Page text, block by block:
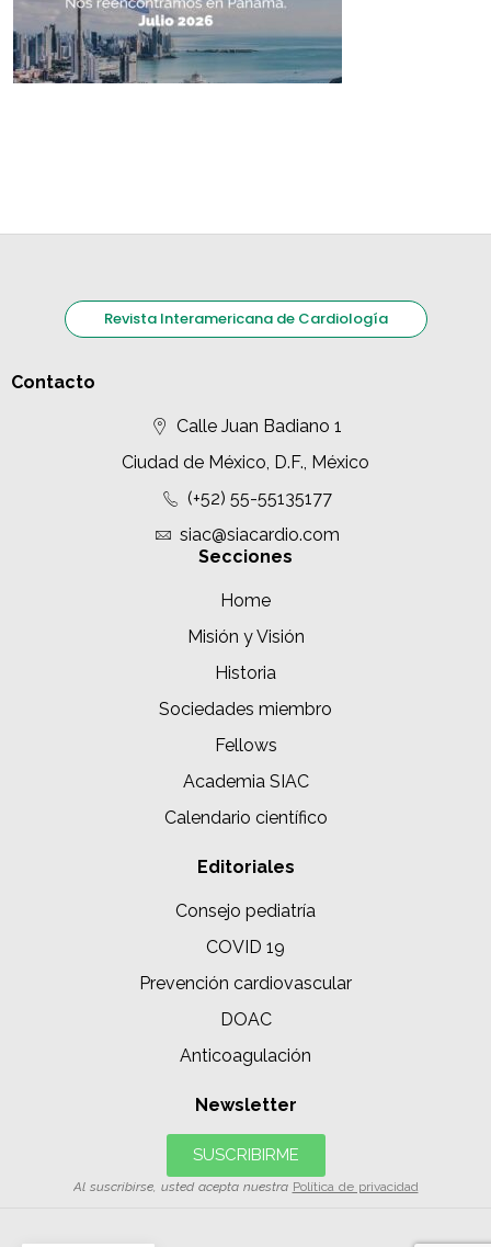
Revista Interamericana de Cardiología
Contacto
Calle Juan Badiano 1
Ciudad de México, D.F., México
(+52) 55-55135177
siac@siacardio.com
Secciones
Home
Misión y Visión
Historia
Sociedades miembro
Fellows
Academia SIAC
Calendario científico
Editoriales
Consejo pediatría
COVID 19
Prevención cardiovascular
DOAC
Anticoagulación
Newsletter
SUSCRIBIRME
Al suscribirse, usted acepta nuestra Política de privacidad